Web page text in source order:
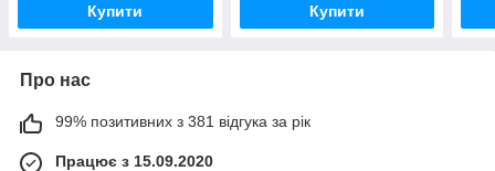
Купити Купити
Про нас
99% позитивних з 381 відгука за рік
Працює з 15.09.2020